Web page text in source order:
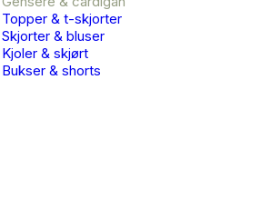
Topper & t-skjorter
Skjorter & bluser
Kjoler & skjørt
Bukser & shorts